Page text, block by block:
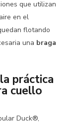
que utilizan
en el
flotando
una braga
práctica
cuello
Duck®,